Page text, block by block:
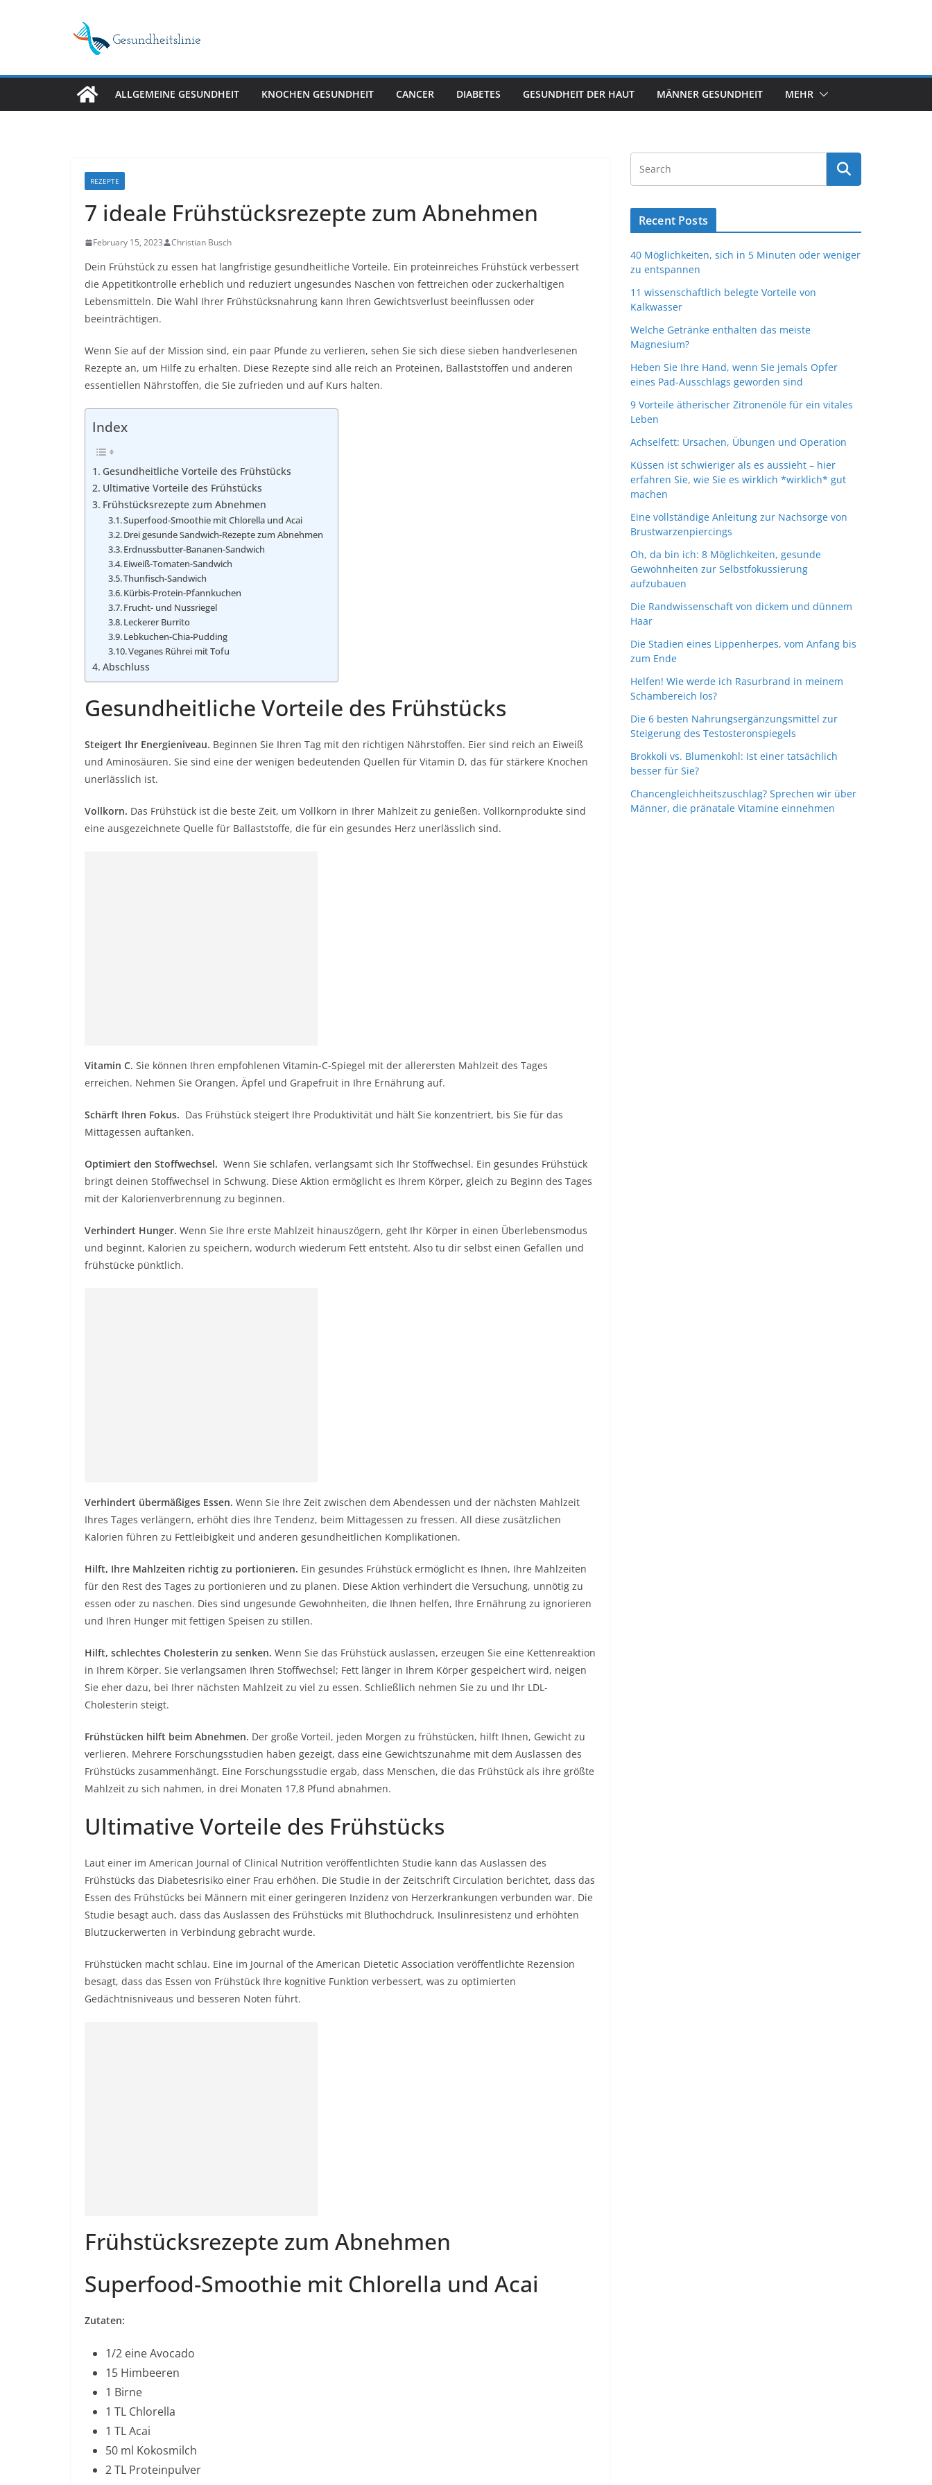
ALLGEMEINE GESUNDHEIT KNOCHEN GESUNDHEIT CANCER DIABETES GESUNDHEIT DER HAUT MÄNNER GESUNDHEIT MEHR
REZEPTE
7 ideale Frühstücksrezepte zum Abnehmen
February 15, 2023 Christian Busch
Dein Frühstück zu essen hat langfristige gesundheitliche Vorteile. Ein proteinreiches Frühstück verbessert
die Appetitkontrolle erheblich und reduziert ungesundes Naschen von fettreichen oder zuckerhaltigen
Lebensmitteln. Die Wahl Ihrer Frühstücksnahrung kann Ihren Gewichtsverlust beeinflussen oder
beeinträchtigen.
Wenn Sie auf der Mission sind, ein paar Pfunde zu verlieren, sehen Sie sich diese sieben handverlesenen
Rezepte an, um Hilfe zu erhalten. Diese Rezepte sind alle reich an Proteinen, Ballaststoffen und anderen
essentiellen Nährstoffen, die Sie zufrieden und auf Kurs halten.
Index
Gesundheitliche Vorteile des Frühstücks
Ultimative Vorteile des Frühstücks
Frühstücksrezepte zum Abnehmen
Superfood-Smoothie mit Chlorella und Acai
Drei gesunde Sandwich-Rezepte zum Abnehmen
Erdnussbutter-Bananen-Sandwich
Eiweiß-Tomaten-Sandwich
Thunfisch-Sandwich
Kürbis-Protein-Pfannkuchen
Frucht- und Nussriegel
Leckerer Burrito
Lebkuchen-Chia-Pudding
Veganes Rührei mit Tofu
Abschluss
Gesundheitliche Vorteile des Frühstücks
Steigert Ihr Energieniveau. Beginnen Sie Ihren Tag mit den richtigen Nährstoffen. Eier sind reich an Eiweiß
und Aminosäuren. Sie sind eine der wenigen bedeutenden Quellen für Vitamin D, das für stärkere Knochen
unerlässlich ist.
Vollkorn. Das Frühstück ist die beste Zeit, um Vollkorn in Ihrer Mahlzeit zu genießen. Vollkornprodukte sind
eine ausgezeichnete Quelle für Ballaststoffe, die für ein gesundes Herz unerlässlich sind.
Vitamin C. Sie können Ihren empfohlenen Vitamin-C-Spiegel mit der allerersten Mahlzeit des Tages
erreichen. Nehmen Sie Orangen, Äpfel und Grapefruit in Ihre Ernährung auf.
Schärft Ihren Fokus. Das Frühstück steigert Ihre Produktivität und hält Sie konzentriert, bis Sie für das
Mittagessen auftanken.
Optimiert den Stoffwechsel. Wenn Sie schlafen, verlangsamt sich Ihr Stoffwechsel. Ein gesundes Frühstück
bringt deinen Stoffwechsel in Schwung. Diese Aktion ermöglicht es Ihrem Körper, gleich zu Beginn des Tages
mit der Kalorienverbrennung zu beginnen.
Verhindert Hunger. Wenn Sie Ihre erste Mahlzeit hinauszögern, geht Ihr Körper in einen Überlebensmodus
und beginnt, Kalorien zu speichern, wodurch wiederum Fett entsteht. Also tu dir selbst einen Gefallen und
frühstücke pünktlich.
Verhindert übermäßiges Essen. Wenn Sie Ihre Zeit zwischen dem Abendessen und der nächsten Mahlzeit
Ihres Tages verlängern, erhöht dies Ihre Tendenz, beim Mittagessen zu fressen. All diese zusätzlichen
Kalorien führen zu Fettleibigkeit und anderen gesundheitlichen Komplikationen.
Hilft, Ihre Mahlzeiten richtig zu portionieren. Ein gesundes Frühstück ermöglicht es Ihnen, Ihre Mahlzeiten
für den Rest des Tages zu portionieren und zu planen. Diese Aktion verhindert die Versuchung, unnötig zu
essen oder zu naschen. Dies sind ungesunde Gewohnheiten, die Ihnen helfen, Ihre Ernährung zu ignorieren
und Ihren Hunger mit fettigen Speisen zu stillen.
Hilft, schlechtes Cholesterin zu senken. Wenn Sie das Frühstück auslassen, erzeugen Sie eine Kettenreaktion
in Ihrem Körper. Sie verlangsamen Ihren Stoffwechsel; Fett länger in Ihrem Körper gespeichert wird, neigen
Sie eher dazu, bei Ihrer nächsten Mahlzeit zu viel zu essen. Schließlich nehmen Sie zu und Ihr LDL-
Cholesterin steigt.
Frühstücken hilft beim Abnehmen. Der große Vorteil, jeden Morgen zu frühstücken, hilft Ihnen, Gewicht zu
verlieren. Mehrere Forschungsstudien haben gezeigt, dass eine Gewichtszunahme mit dem Auslassen des
Frühstücks zusammenhängt. Eine Forschungsstudie ergab, dass Menschen, die das Frühstück als ihre größte
Mahlzeit zu sich nahmen, in drei Monaten 17,8 Pfund abnahmen.
Ultimative Vorteile des Frühstücks
Laut einer im American Journal of Clinical Nutrition veröffentlichten Studie kann das Auslassen des
Frühstücks das Diabetesrisiko einer Frau erhöhen. Die Studie in der Zeitschrift Circulation berichtet, dass das
Essen des Frühstücks bei Männern mit einer geringeren Inzidenz von Herzerkrankungen verbunden war. Die
Studie besagt auch, dass das Auslassen des Frühstücks mit Bluthochdruck, Insulinresistenz und erhöhten
Blutzuckerwerten in Verbindung gebracht wurde.
Frühstücken macht schlau. Eine im Journal of the American Dietetic Association veröffentlichte Rezension
besagt, dass das Essen von Frühstück Ihre kognitive Funktion verbessert, was zu optimierten
Gedächtnisniveaus und besseren Noten führt.
Frühstücksrezepte zum Abnehmen
Superfood-Smoothie mit Chlorella und Acai
Zutaten:
1/2 eine Avocado
15 Himbeeren
1 Birne
1 TL Chlorella
1 TL Acai
50 ml Kokosmilch
2 TL Proteinpulver
Recent Posts
40 Möglichkeiten, sich in 5 Minuten oder weniger
zu entspannen
11 wissenschaftlich belegte Vorteile von
Kalkwasser
Welche Getränke enthalten das meiste
Magnesium?
Heben Sie Ihre Hand, wenn Sie jemals Opfer
eines Pad-Ausschlags geworden sind
9 Vorteile ätherischer Zitronenöle für ein vitales
Leben
Achselfett: Ursachen, Übungen und Operation
Küssen ist schwieriger als es aussieht – hier
erfahren Sie, wie Sie es wirklich *wirklich* gut
machen
Eine vollständige Anleitung zur Nachsorge von
Brustwarzenpiercings
Oh, da bin ich: 8 Möglichkeiten, gesunde
Gewohnheiten zur Selbstfokussierung
aufzubauen
Die Randwissenschaft von dickem und dünnem
Haar
Die Stadien eines Lippenherpes, vom Anfang bis
zum Ende
Helfen! Wie werde ich Rasurbrand in meinem
Schambereich los?
Die 6 besten Nahrungsergänzungsmittel zur
Steigerung des Testosteronspiegels
Brokkoli vs. Blumenkohl: Ist einer tatsächlich
besser für Sie?
Chancengleichheitszuschlag? Sprechen wir über
Männer, die pränatale Vitamine einnehmen